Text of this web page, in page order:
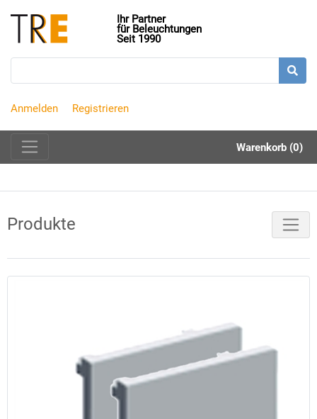
Ihr Partner
für Beleuchtungen
Seit 1990
Anmelden Registrieren
Warenkorb (0)
Produkte